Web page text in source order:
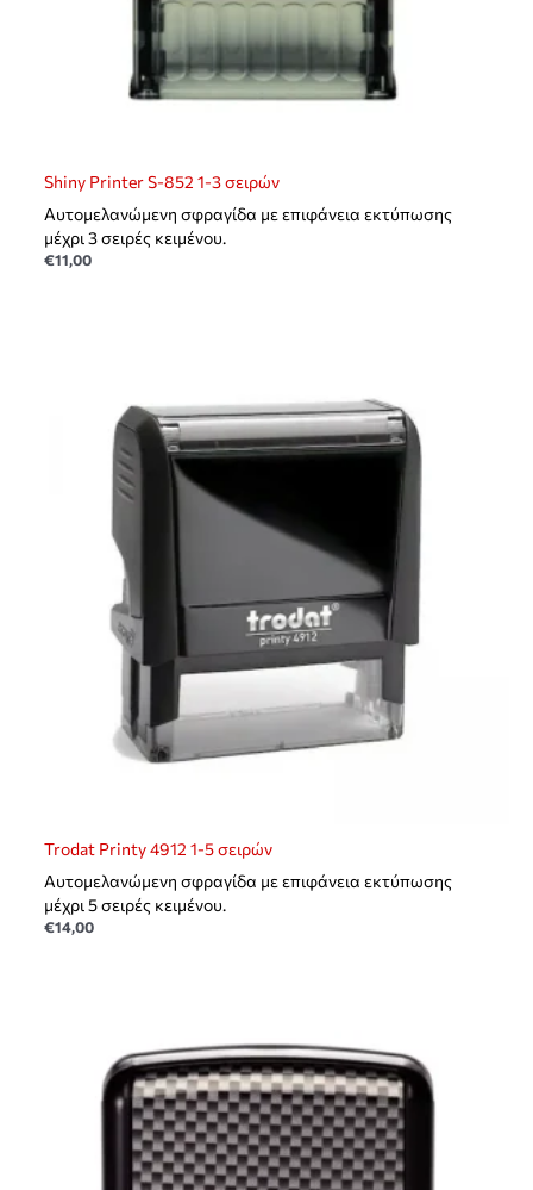
Shiny Printer S-852 1-3 σειρών
Αυτομελανώμενη σφραγίδα με επιφάνεια εκτύπωσης
μέχρι 3 σειρές κειμένου.
€11,00
Trodat Printy 4912 1-5 σειρών
Αυτομελανώμενη σφραγίδα με επιφάνεια εκτύπωσης
μέχρι 5 σειρές κειμένου.
€14,00